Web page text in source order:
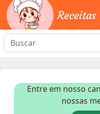
Entre em nosso
nossas